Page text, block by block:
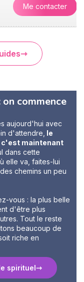
Me contacter
commence
aujourd'hui avec
d'attendre, le
c'est maintenant
dans cette
elle va, faites-lui
chemins un peu
vous : la plus belle
d'être plus
Tout le reste
beaucoup de
riche en
spirituel